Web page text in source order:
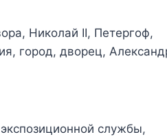
Николай II, Петергоф,
город, дворец,
службы,